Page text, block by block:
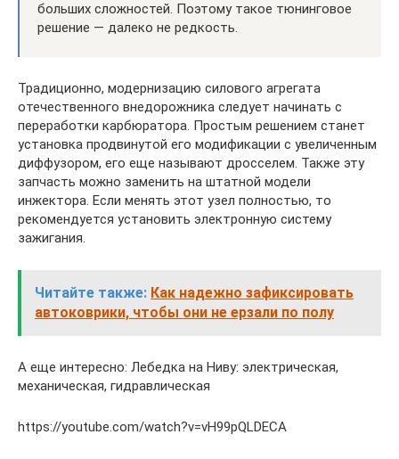
больших сложностей. Поэтому такое тюнинговое
решение — далеко не редкость.
Традиционно, модернизацию силового агрегата
отечественного внедорожника следует начинать с
переработки карбюратора. Простым решением станет
установка продвинутой его модификации с увеличенным
диффузором, его еще называют дросселем. Также эту
запчасть можно заменить на штатной модели
инжектора. Если менять этот узел полностью, то
рекомендуется установить электронную систему
зажигания.
Читайте также: Как надежно зафиксировать
автоковрики, чтобы они не ерзали по полу
А еще интересно: Лебедка на Ниву: электрическая,
механическая, гидравлическая
https://youtube.com/watch?v=vH99pQLDECA